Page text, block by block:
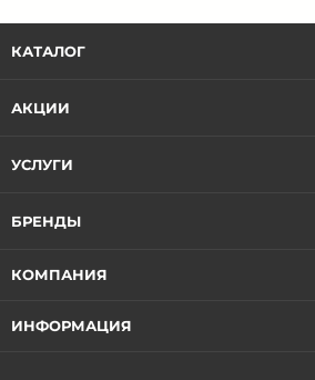
КАТАЛОГ
АКЦИИ
УСЛУГИ
БРЕНДЫ
КОМПАНИЯ
ИНФОРМАЦИЯ